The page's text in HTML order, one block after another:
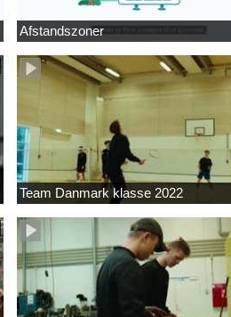
Afstandszoner
Team Danmark klasse 2022